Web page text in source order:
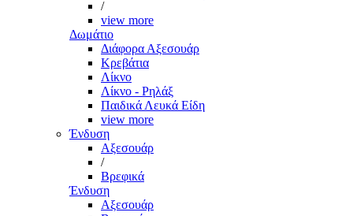
/
view more
Δωμάτιο
Διάφορα Αξεσουάρ
Κρεβάτια
Λίκνο
Λίκνο - Ρηλάξ
Παιδικά Λευκά Είδη
view more
Ένδυση
Αξεσουάρ
/
Βρεφικά
Ένδυση
Αξεσουάρ